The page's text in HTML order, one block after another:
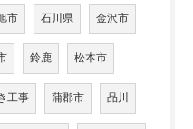
市 石川県 金沢市
鈴鹿 松本市
工事 蒲郡市 品川